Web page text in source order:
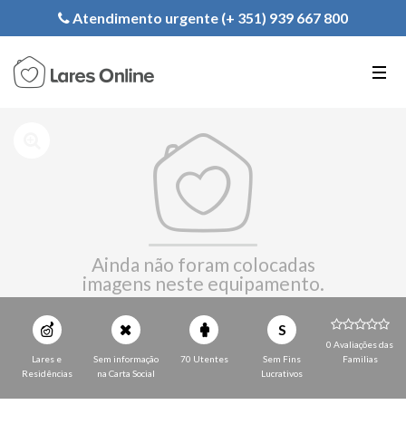
Registe a sua Instituição
Atendimento urgente (+ 351) 939 667 800
Ainda não foram colocadas
imagens neste equipamento.
Lares e
Residências
Sem informação
na Carta Social
70 Utentes
S
Sem Fins
Lucrativos
0 Avaliações das
Familias